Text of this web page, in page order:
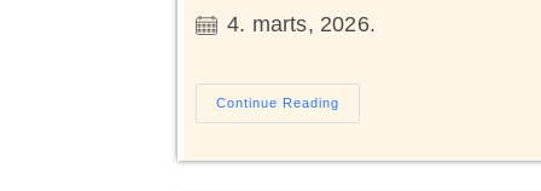
4. marts, 2026.
Continue Reading